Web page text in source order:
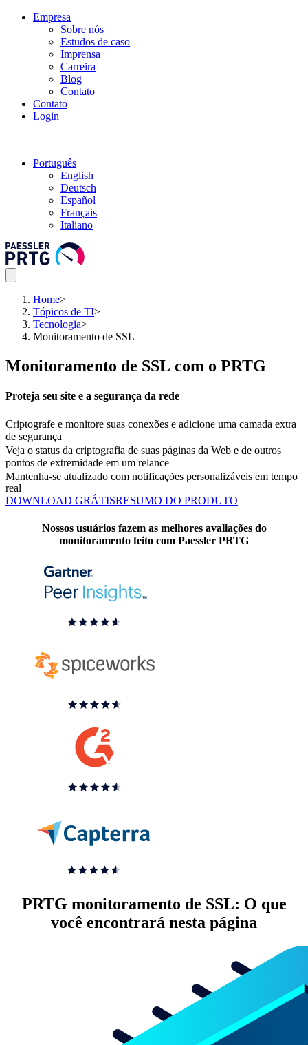
Empresa
Sobre nós
Estudos de caso
Imprensa
Carreira
Blog
Contato
Contato
Login
Português
English
Deutsch
Español
Français
Italiano
Home>
Tópicos de TI>
Tecnologia>
Monitoramento de SSL
Monitoramento de SSL com o PRTG
Proteja seu site e a segurança da rede
Criptografe e monitore suas conexões e adicione uma camada extra
de segurança
Veja o status da criptografia de suas páginas da Web e de outros
pontos de extremidade em um relance
Mantenha-se atualizado com notificações personalizáveis em tempo
real
DOWNLOAD GRÁTISRESUMO DO PRODUTO
Nossos usuários fazem as melhores avaliações do
monitoramento feito com Paessler PRTG
PRTG monitoramento de SSL: O que
você encontrará nesta página